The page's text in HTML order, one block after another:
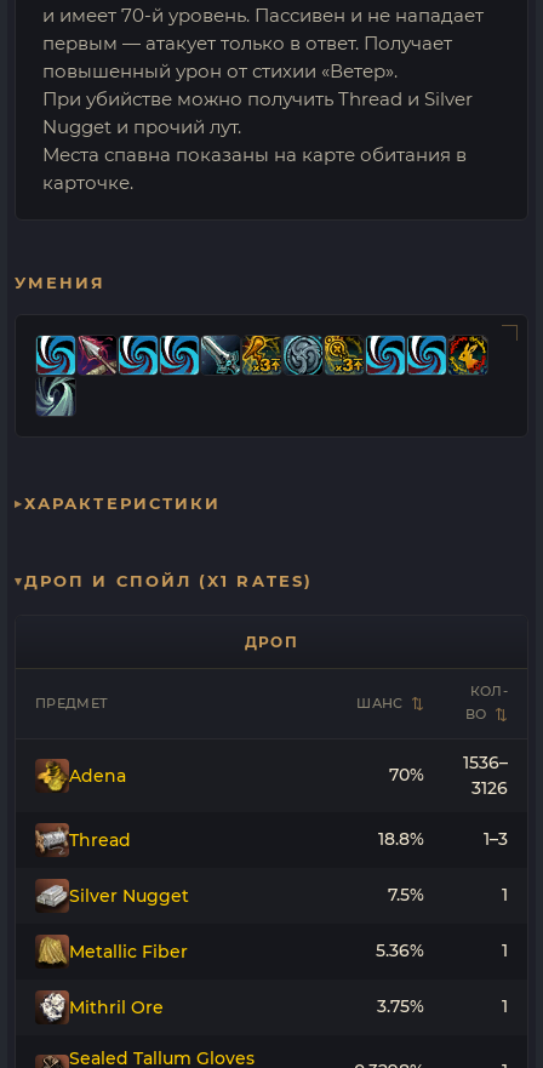
и имеет 70-й уровень. Пассивен и не нападает
первым — атакует только в ответ. Получает
повышенный урон от стихии «Ветер».
При убийстве можно получить Thread и Silver
Nugget и прочий лут.
Места спавна показаны на карте обитания в
карточке.
УМЕНИЯ
ХАРАКТЕРИСТИКИ
ДРОП И СПОЙЛ (X1 RATES)
ДРОП
ПРЕДМЕТ ШАНС
КОЛ-
ВО
Adena 70%
1536–
3126
Thread 18.8% 1–3
Silver Nugget 7.5% 1
Metallic Fiber 5.36% 1
Mithril Ore 3.75% 1
Sealed Tallum Gloves